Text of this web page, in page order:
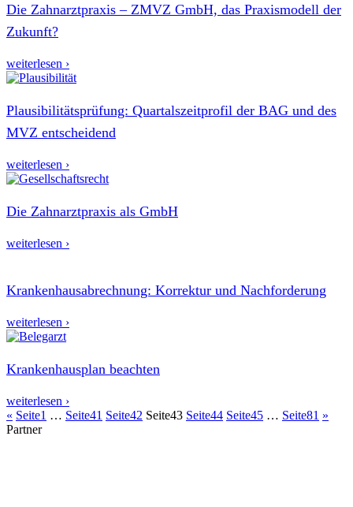
Die Zahnarztpraxis – ZMVZ GmbH, das Praxismodell der
Zukunft?
weiterlesen ›
Plausibilitätsprüfung: Quartalszeitprofil der BAG und des
MVZ entscheidend
weiterlesen ›
Die Zahnarztpraxis als GmbH
weiterlesen ›
Krankenhausabrechnung: Korrektur und Nachforderung
weiterlesen ›
Krankenhausplan beachten
weiterlesen ›
« Seite1 … Seite41 Seite42 Seite43 Seite44 Seite45 … Seite81 »
Partner